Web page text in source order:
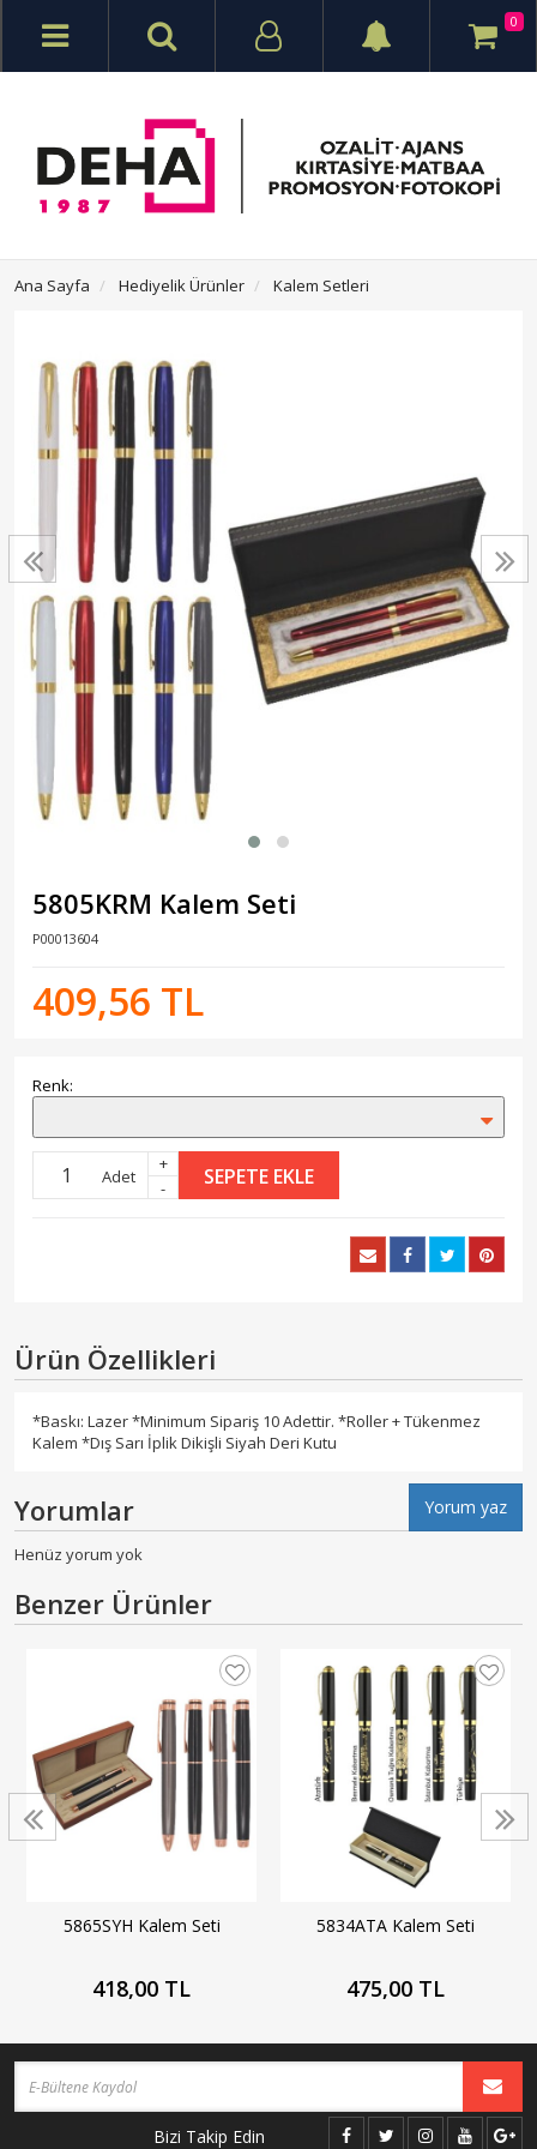
0
Ana Sayfa Hediyelik Ürünler Kalem Setleri
5805KRM Kalem Seti
P00013604
409,56 TL
Renk:
Adet
+
-
SEPETE EKLE
Ürün Özellikleri
*Baskı: Lazer *Minimum Sipariş 10 Adettir. *Roller + Tükenmez
Kalem *Dış Sarı İplik Dikişli Siyah Deri Kutu
Yorumlar Yorum yaz
Henüz yorum yok
Benzer Ürünler
5865SYH Kalem Seti
418,00 TL
5834ATA Kalem Seti
475,00 TL
Bizi Takip Edin